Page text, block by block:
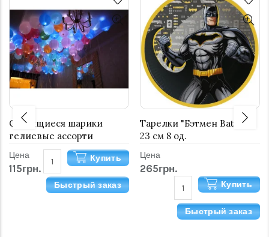
Светящиеся шарики
гелиевые ассорти
Цена
115грн.
Купить
Быстрый заказ
Тарелки "Бэтмен Batman"
23 см 8 од.
Цена
265грн.
Купить
Быстрый заказ